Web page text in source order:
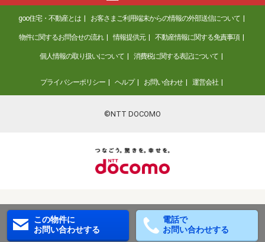
goo住宅・不動産とは お客さまご利用端末からの情報の外部送信について
物件に関するお問合せの流れ 情報提供元 不動産情報に関する免責事項
個人情報の取り扱いについて 消費税に関する表記について
プライバシーポリシー ヘルプ お問い合わせ 運営会社
©NTT DOCOMO
この物件に
お問い合わせする
電話で
お問い合わせする